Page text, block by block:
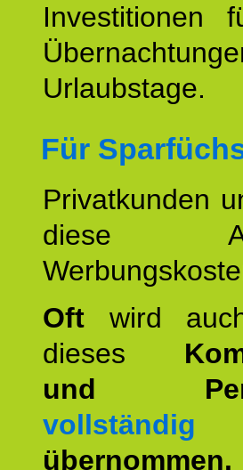
Investitionen
Urlaubstage.
Für
Privatkunden
diese
Oft wird
dieses
und
vollständig
übernommen.